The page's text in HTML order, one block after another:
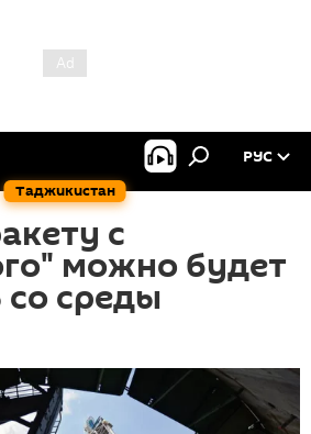
Таджикистан
РУС
с
можно будет
со среды